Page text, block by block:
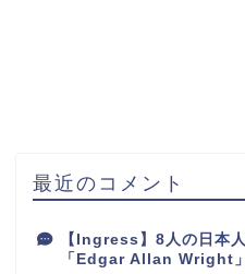
最近のコメント
【Ingress】8人の日本
「Edgar Allan Wright